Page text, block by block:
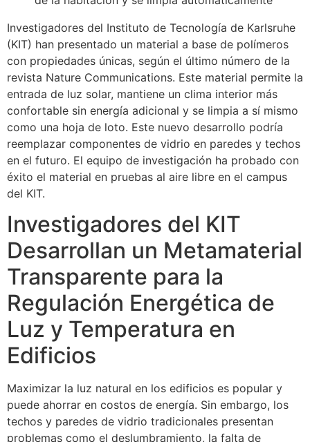
Investigadores del Instituto de Tecnología de Karlsruhe
(KIT) han presentado un material a base de polímeros
con propiedades únicas, según el último número de la
revista Nature Communications. Este material permite la
entrada de luz solar, mantiene un clima interior más
confortable sin energía adicional y se limpia a sí mismo
como una hoja de loto. Este nuevo desarrollo podría
reemplazar componentes de vidrio en paredes y techos
en el futuro. El equipo de investigación ha probado con
éxito el material en pruebas al aire libre en el campus
del KIT.
Investigadores del KIT
Desarrollan un Metamaterial
Transparente para la
Regulación Energética de
Luz y Temperatura en
Edificios
Maximizar la luz natural en los edificios es popular y
puede ahorrar en costos de energía. Sin embargo, los
techos y paredes de vidrio tradicionales presentan
problemas como el deslumbramiento, la falta de